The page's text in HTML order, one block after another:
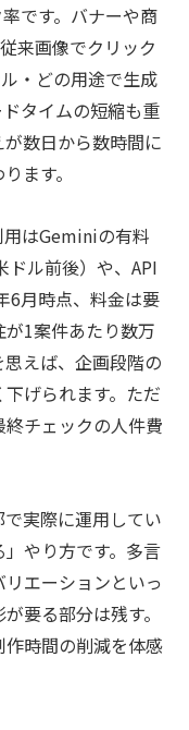
です。バナーや商
来画像でクリック
・どの用途で生成
タイムの短縮も重
数日から数時間に
ます。
はGeminiの有料
ル前後）や、API
6月時点、料金は要
1案件あたり数万
えば、企画段階の
げられます。ただ
チェックの人件費
実際に運用してい
やり方です。多言
エーションといっ
要る部分は残す。
時間の削減を体感